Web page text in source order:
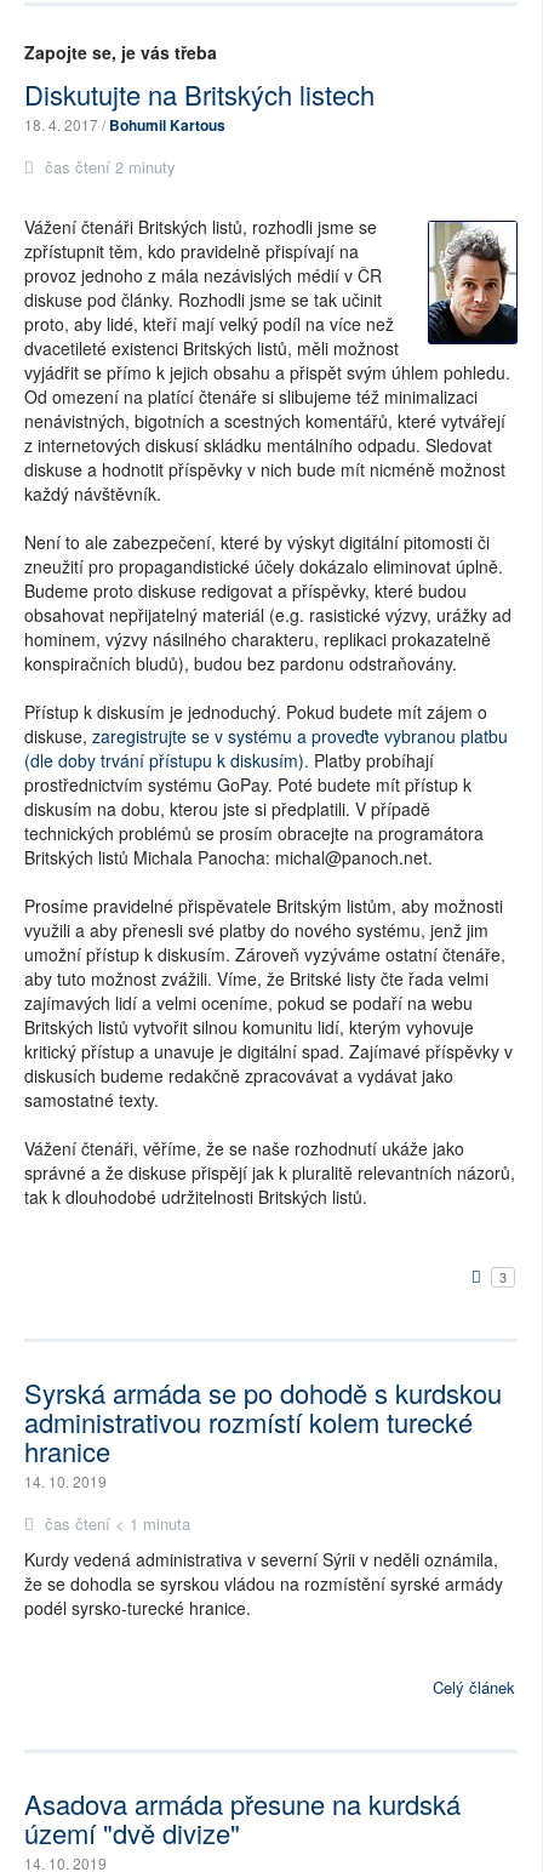
Zapojte se, je vás třeba
Diskutujte na Britských listech
18. 4. 2017 /Bohumil Kartous
čas čtení 2 minuty
Vážení čtenáři Britských listů, rozhodli jsme se
zpřístupnit těm, kdo pravidelně přispívají na
provoz jednoho z mála nezávislých médií v ČR
diskuse pod články. Rozhodli jsme se tak učinit
proto, aby lidé, kteří mají velký podíl na více než
dvacetileté existenci Britských listů, měli možnost
vyjádřit se přímo k jejich obsahu a přispět svým úhlem pohledu.
Od omezení na platící čtenáře si slibujeme též minimalizaci
nenávistných, bigotních a scestných komentářů, které vytvářejí
z internetových diskusí skládku mentálního odpadu. Sledovat
diskuse a hodnotit příspěvky v nich bude mít nicméně možnost
každý návštěvník.
Není to ale zabezpečení, které by výskyt digitální pitomosti či
zneužití pro propagandistické účely dokázalo eliminovat úplně.
Budeme proto diskuse redigovat a příspěvky, které budou
obsahovat nepřijatelný materiál (e.g. rasistické výzvy, urážky ad
hominem, výzvy násilného charakteru, replikaci prokazatelně
konspiračních bludů), budou bez pardonu odstraňovány.
Přístup k diskusím je jednoduchý. Pokud budete mít zájem o
diskuse, zaregistrujte se v systému a proveďte vybranou platbu
(dle doby trvání přístupu k diskusím). Platby probíhají
prostřednictvím systému GoPay. Poté budete mít přístup k
diskusím na dobu, kterou jste si předplatili. V případě
technických problémů se prosím obracejte na programátora
Britských listů Michala Panocha: michal@panoch.net.
Prosíme pravidelné přispěvatele Britským listům, aby možnosti
využili a aby přenesli své platby do nového systému, jenž jim
umožní přístup k diskusím. Zároveň vyzýváme ostatní čtenáře,
aby tuto možnost zvážili. Víme, že Britské listy čte řada velmi
zajímavých lidí a velmi oceníme, pokud se podaří na webu
Britských listů vytvořit silnou komunitu lidí, kterým vyhovuje
kritický přístup a unavuje je digitální spad. Zajímavé příspěvky v
diskusích budeme redakčně zpracovávat a vydávat jako
samostatné texty.
Vážení čtenáři, věříme, že se naše rozhodnutí ukáže jako
správné a že diskuse přispějí jak k pluralitě relevantních názorů,
tak k dlouhodobé udržitelnosti Britských listů.
3
Syrská armáda se po dohodě s kurdskou
administrativou rozmístí kolem turecké
hranice
14. 10. 2019
čas čtení < 1 minuta
Kurdy vedená administrativa v severní Sýrii v neděli oznámila,
že se dohodla se syrskou vládou na rozmístění syrské armády
podél syrsko-turecké hranice.
Celý článek
Asadova armáda přesune na kurdská
území "dvě divize"
14. 10. 2019